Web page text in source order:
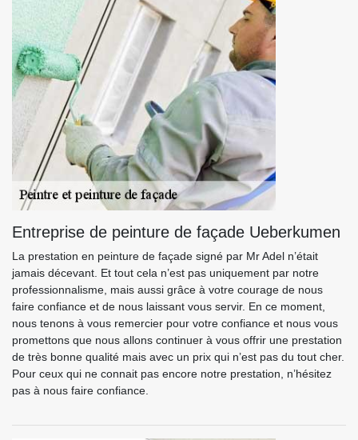
Entreprise de peinture de façade Ueberkumen
La prestation en peinture de façade signé par Mr Adel n’était
jamais décevant. Et tout cela n’est pas uniquement par notre
professionnalisme, mais aussi grâce à votre courage de nous
faire confiance et de nous laissant vous servir. En ce moment,
nous tenons à vous remercier pour votre confiance et nous vous
promettons que nous allons continuer à vous offrir une prestation
de très bonne qualité mais avec un prix qui n’est pas du tout cher.
Pour ceux qui ne connait pas encore notre prestation, n’hésitez
pas à nous faire confiance.